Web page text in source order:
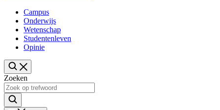
Campus
Onderwijs
Wetenschap
Studentenleven
Opinie
Zoeken